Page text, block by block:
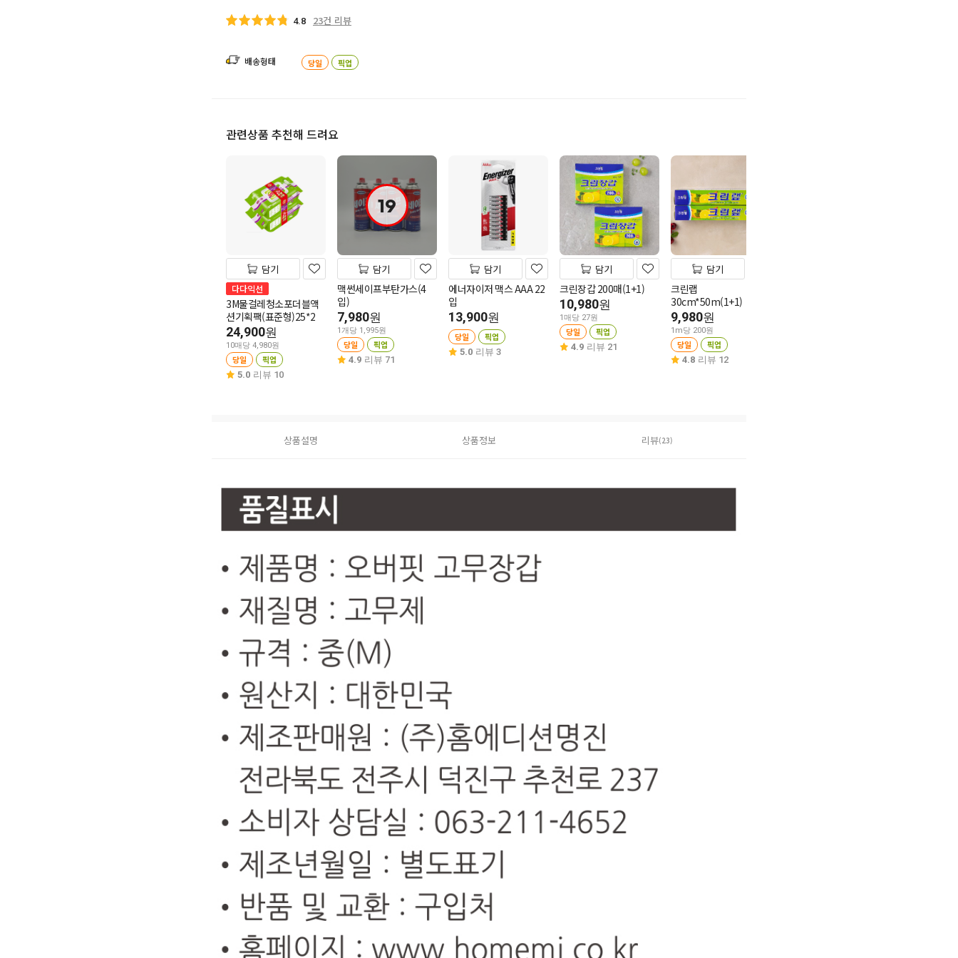
4.8 23건 리뷰
배송형태 당일 픽업
관련상품 추천해 드려요
담기
다다익선
3M물걸레청소포더블액
션기획팩(표준형)25*2
24,900원
10매당 4,980원
당일 픽업
5.0 리뷰 10
19
담기
맥썬세이프부탄가스(4
입)
7,980원
1개당 1,995원
당일 픽업
4.9 리뷰 71
담기
에너자이저 맥스 AAA 22
입
13,900원
당일 픽업
5.0 리뷰 3
담기
크린장갑 200매(1+1)
10,980원
1매당 27원
당일 픽업
4.9 리뷰 21
담기
크린랩
30cm*50m(1+1)
9,980원
1m당 200원
당일 픽업
4.8 리뷰 12
상품설명 상품정보 리뷰(23)